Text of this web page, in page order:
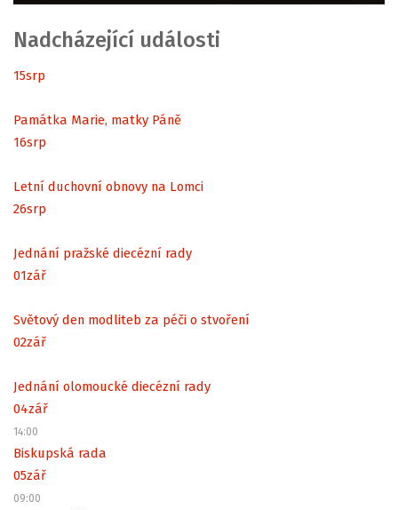
Nadcházející události
15srp
Památka Marie, matky Páně
16srp
Letní duchovní obnovy na Lomci
26srp
Jednání pražské diecézní rady
01zář
Světový den modliteb za péči o stvoření
02zář
Jednání olomoucké diecézní rady
04zář
14:00
Biskupská rada
05zář
09:00